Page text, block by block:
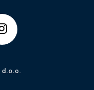
d.o.o.